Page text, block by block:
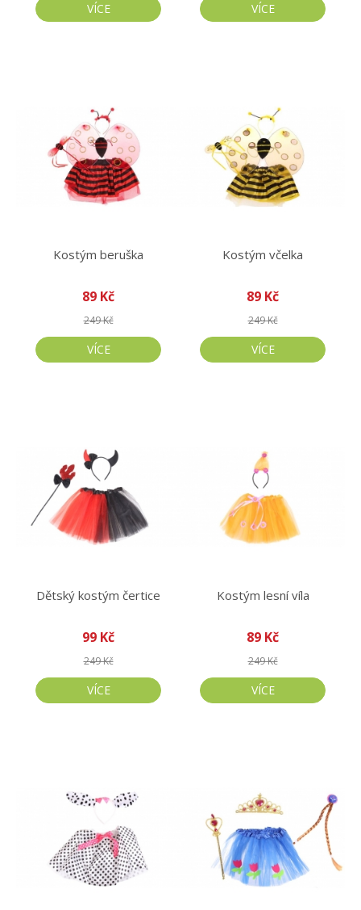
VÍCE VÍCE
Kostým beruška
89 Kč
249 Kč
VÍCE
Kostým včelka
89 Kč
249 Kč
VÍCE
Dětský kostým čertice
99 Kč
249 Kč
VÍCE
Kostým lesní víla
89 Kč
249 Kč
VÍCE